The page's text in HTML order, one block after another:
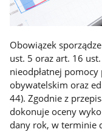
Obowiązek
ust. 5 oraz art. 16
nieodpłatnej
obywatelskim oraz
44). Zgodnie z
dokonuje oceny
dany rok, w terminie